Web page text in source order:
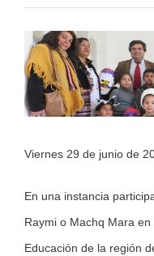
View
Larger
Image
Viernes 29 de junio de
En una instancia
Raymi o Machq Mara
Educación de la región